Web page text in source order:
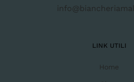
LINK UTILI
Home